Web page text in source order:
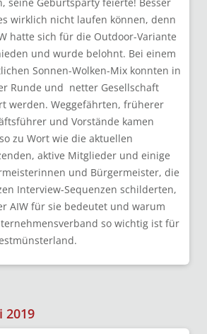
wirklich nicht laufen können, denn
hatte sich für die Outdoor-Variante
und wurde belohnt. Bei einem
Sonnen-Wolken-Mix konnten in
Runde und netter Gesellschaft
werden. Weggefährten, früherer
und Vorstände kamen
zu Wort wie die aktuellen
aktive Mitglieder und einige
und Bürgermeister, die
Interview-Sequenzen schilderten,
AIW für sie bedeutet und warum
so wichtig ist für
2019